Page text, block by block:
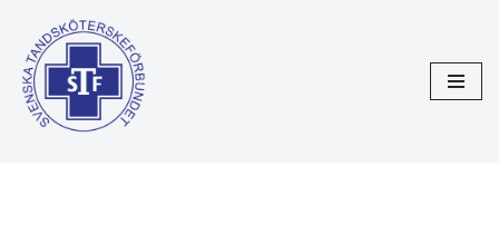
Hoppa
till
innehåll